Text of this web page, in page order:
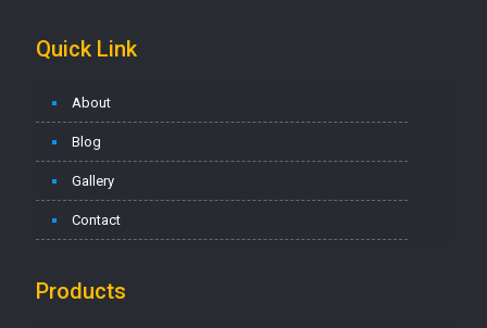
Quick Link
About
Blog
Gallery
Contact
Products